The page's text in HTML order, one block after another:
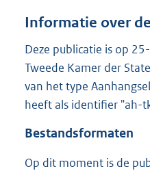
Informatie over
Deze publicatie is op
Tweede Kamer der
van het type
heeft als identifier "ah-
Bestandsformaten
Op dit moment is de